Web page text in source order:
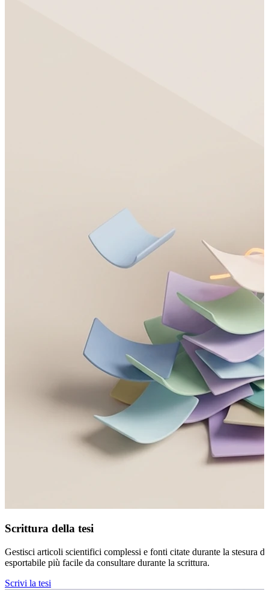
Scrittura della tesi
Gestisci articoli scientifici complessi e fonti citate durante la stesura
esportabile più facile da consultare durante la scrittura.
Scrivi la tesi